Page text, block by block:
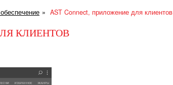
AST Connect, приложение для клиентов
КЛИЕНТОВ